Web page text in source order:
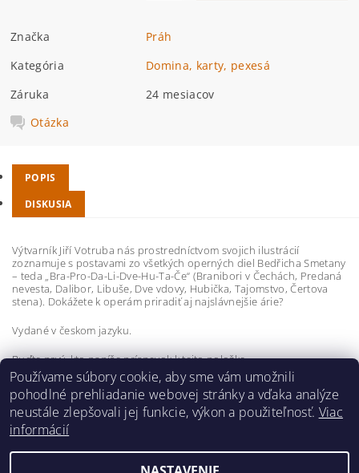
Značka
Práh
Kategória
Domina, karty, pexesá
Záruka
24 mesiacov
Otázka
POPIS
DISKUSIA
Výtvarník Jiří Votruba nás prostredníctvom svojich ilustrácií
zoznamuje s postavami zo všetkých operných diel Bedřicha Smetany
– teda „Bra-Pro-Da-Li-Dve-Hu-Ta-Če“ (Branibori v Čechách, Predaná
nevesta, Dalibor, Libuše, Dve vdovy, Hubička, Tajomstvo, Čertova
stena). Dokážete k operám priradiť aj najslávnejšie árie?
Vydané v českom jazyku.
Buďte prvý, kto napíše príspevok k tejto položke.
Pridať komentár
Používame súbory cookie, aby sme vám umožnili
pohodlné prehliadanie webovej stránky a vďaka analýze
neustále zlepšovali jej funkcie, výkon a použiteľnosť. Viac
informácií